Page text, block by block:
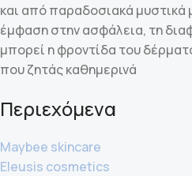
και από παραδοσιακά μυστικά
έμφαση στην ασφάλεια, τη
μπορεί η φροντίδα του
που ζητάς καθημερινά
Περιεχόμενα
Maybee skincare
Eleusis cosmetics